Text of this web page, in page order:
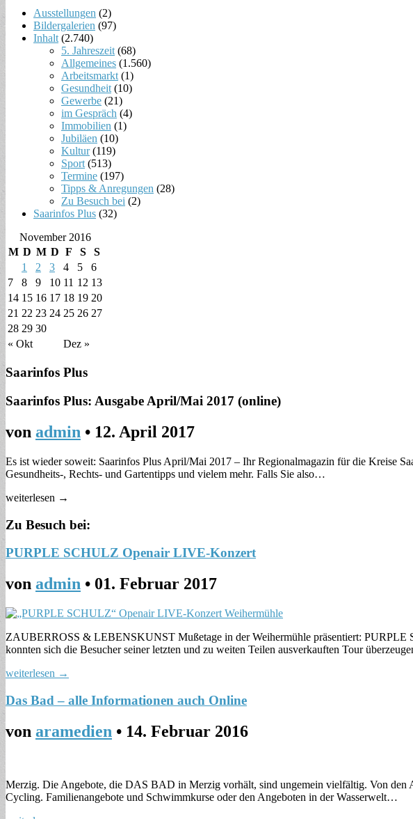
Ausstellungen (2)
Bildergalerien (97)
Inhalt (2.740)
5. Jahreszeit (68)
Allgemeines (1.560)
Arbeitsmarkt (1)
Gesundheit (10)
Gewerbe (21)
im Gespräch (4)
Immobilien (1)
Jubiläen (10)
Kultur(119)
Sport (513)
Termine (197)
Tipps & Anregungen (28)
Zu Besuch bei (2)
Saarinfos Plus (32)
November 2016
M D M D F S S
« Okt Dez »
1 2 3 4 5
6
7
8 9 10 11 12 13
14 15 16 17 18 19 20
21 22 23 24 25 26 27
28 29 30
Saarinfos Plus
Saarinfos Plus: Ausgabe April/Mai 2017 (online)
von admin • 12. April 2017
Es ist wieder soweit: Saarinfos Plus April/Mai 2017 – Ihr Regionalmagazin für die Kreise
Gesundheits-, Rechts- und Gartentipps und vielem mehr. Falls Sie also…
weiterlesen →
Zu Besuch bei:
PURPLE SCHULZ Openair LIVE-Konzert
von admin • 01. Februar 2017
ZAUBERROSS & LEBENSKUNST Mußetage in der Weihermühle präsentiert: PURPLE
konnten sich die Besucher seiner letzten und zu weiten Teilen ausverkauften Tour
weiterlesen →
Das Bad – alle Informationen auch Online
von aramedien • 14. Februar 2016
Merzig. Die Angebote, die DAS BAD in Merzig vorhält, sind ungemein vielfältig. Von den
Cycling. Familienangebote und Schwimmkurse oder den Angeboten in der Wasserwelt…